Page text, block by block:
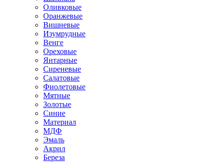
Оливковые
Оранжевые
Вишневые
Изумрудные
Венге
Ореховые
Янтарные
Сиреневые
Салатовые
Фиолетовые
Мятные
Золотые
Синие
Материал
МДФ
Эмаль
Акрил
Береза